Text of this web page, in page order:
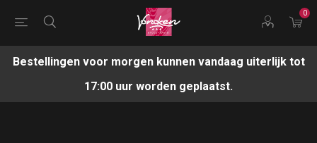
0
Bestellingen voor morgen kunnen vandaag uiterlijk tot
17:00 uur worden geplaatst.